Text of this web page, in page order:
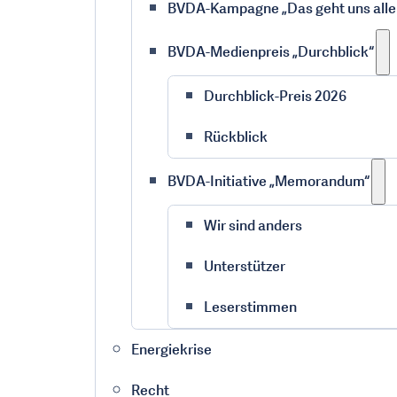
BVDA-Kampagne „Das geht uns alle
BVDA-Medienpreis „Durchblick“
Durchblick-Preis 2026
Rückblick
BVDA-Initiative „Memorandum“
Wir sind anders
Unterstützer
Leserstimmen
Energiekrise
Recht